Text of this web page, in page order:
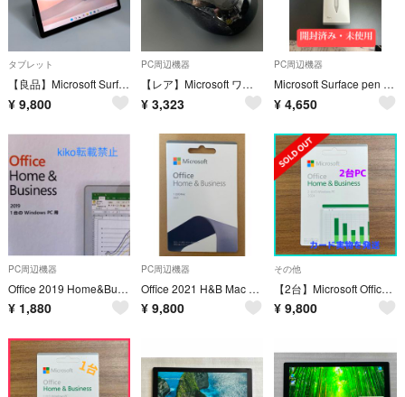
タブレット
【良品】Microsoft Surface Go 2 BT91%
¥ 9,800
PC周辺機器
【レア】Microsoft ワイヤレスマウス Mobile Mouse 3000
¥ 3,323
PC周辺機器
Microsoft Surface pen サーフェスタッチペン/新品同等
¥ 4,650
PC周辺機器
Office 2019 Home&Business 1PC用
¥ 1,880
PC周辺機器
Office 2021 H&B Mac 永続 カード版
¥ 9,800
その他
【2台】Microsoft Office Home &Business 2024
¥ 9,800